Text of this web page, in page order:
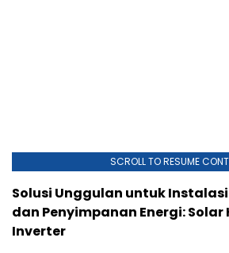
SCROLL TO RESUME
Solusi Unggulan untuk
dan Penyimpanan Energi:
Inverter